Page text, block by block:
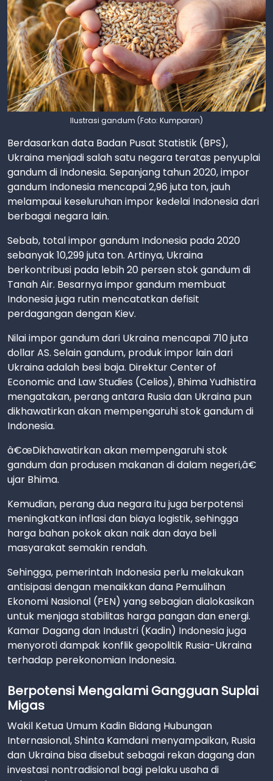
Ilustrasi gandum (Foto: Kumparan)
Berdasarkan data Badan Pusat Statistik (BPS),
Ukraina menjadi salah satu negara teratas penyuplai
gandum di Indonesia. Sepanjang tahun 2020, impor
gandum Indonesia mencapai 2,96 juta ton, jauh
melampaui keseluruhan impor kedelai Indonesia dari
berbagai negara lain.
Sebab, total impor gandum Indonesia pada 2020
sebanyak 10,299 juta ton. Artinya, Ukraina
berkontribusi pada lebih 20 persen stok gandum di
Tanah Air. Besarnya impor gandum membuat
Indonesia juga rutin mencatatkan defisit
perdagangan dengan Kiev.
Nilai impor gandum dari Ukraina mencapai 710 juta
dollar AS. Selain gandum, produk impor lain dari
Ukraina adalah besi baja. Direktur Center of
Economic and Law Studies (Celios), Bhima Yudhistira
mengatakan, perang antara Rusia dan Ukraina pun
dikhawatirkan akan mempengaruhi stok gandum di
Indonesia.
â€œDikhawatirkan akan mempengaruhi stok
gandum dan produsen makanan di dalam negeri,â€
ujar Bhima.
Kemudian, perang dua negara itu juga berpotensi
meningkatkan inflasi dan biaya logistik, sehingga
harga bahan pokok akan naik dan daya beli
masyarakat semakin rendah.
Sehingga, pemerintah Indonesia perlu melakukan
antisipasi dengan menaikkan dana Pemulihan
Ekonomi Nasional (PEN) yang sebagian dialokasikan
untuk menjaga stabilitas harga pangan dan energi.
Kamar Dagang dan Industri (Kadin) Indonesia juga
menyoroti dampak konflik geopolitik Rusia-Ukraina
terhadap perekonomian Indonesia.
Berpotensi Mengalami Gangguan Suplai
Migas
Wakil Ketua Umum Kadin Bidang Hubungan
Internasional, Shinta Kamdani menyampaikan, Rusia
dan Ukraina bisa disebut sebagai rekan dagang dan
investasi nontradisional bagi pelaku usaha di